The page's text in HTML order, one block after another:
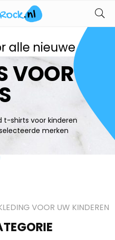
alle nieuwe
VOOR
t-shirts voor kinderen
merken
VOOR UW KINDEREN